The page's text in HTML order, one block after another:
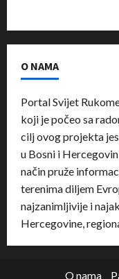
O NAMA
Portal Svijet
koji je počeo sa
cilj ovog projekta
u Bosni i
način pruže
terenima diljem
najzanimljivije i
Hercegovine,
O nama